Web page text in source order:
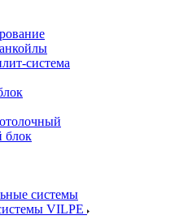
система
блок
системы
VILPE